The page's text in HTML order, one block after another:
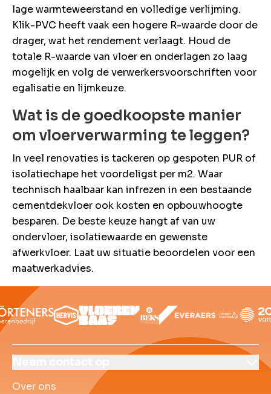
lage warmteweerstand en volledige verlijming.
Klik-PVC heeft vaak een hogere R-waarde door de
drager, wat het rendement verlaagt. Houd de
totale R-waarde van vloer en onderlagen zo laag
mogelijk en volg de verwerkersvoorschriften voor
egalisatie en lijmkeuze.
Wat is de goedkoopste manier
om vloerverwarming te leggen?
In veel renovaties is tackeren op gespoten PUR of
isolatiechape het voordeligst per m2. Waar
technisch haalbaar kan infrezen in een bestaande
cementdekvloer ook kosten en opbouwhoogte
besparen. De beste keuze hangt af van uw
ondervloer, isolatiewaarde en gewenste
afwerkvloer. Laat uw situatie beoordelen voor een
maatwerkadvies.
Klantenverhalen Veelgestelde
Over ons